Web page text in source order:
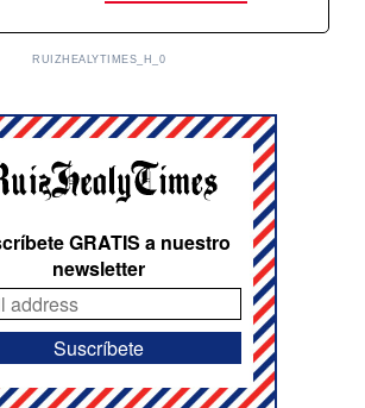
RUIZHEALYTIMES_H_0
GRATIS a nuestro
newsletter